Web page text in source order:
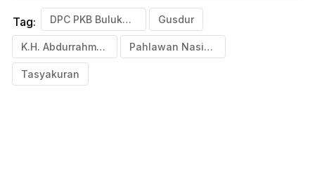
Tag: DPC PKB Bulukumba Gusdur
K.H. Abdurrahman Wahid Pahlawan Nasional
Tasyakuran